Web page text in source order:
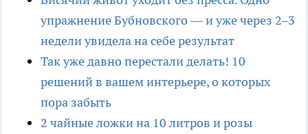
упражнение Бубновского — и уже через 2–3
недели увидела на себе результат
Так уже давно перестали делать! 10
решений в вашем интерьере, о которых
пора забыть
2 чайные ложки на 10 литров и розы